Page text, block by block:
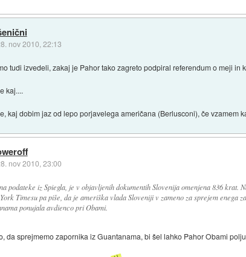
nov 2010, 22:13
tudi izvedeli, zakaj je Pahor tako zagreto podpiral referendum o meji in
kaj....
kaj dobim jaz od lepo porjavelega američana (Berlusconi), če
nov 2010, 23:00
podateke iz Spiegla, je v objavljenih dokumentih Slovenija omenjena 836 krat.
Timesu pa piše, da je ameriška vlada Sloveniji v zameno za sprejem enega
ponujala avdienco pri Obami.
da sprejmemo zapornika iz Guantanama, bi šel lahko Pahor Obami